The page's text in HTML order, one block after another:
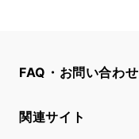
FAQ・お問い合わせ
関連サイト